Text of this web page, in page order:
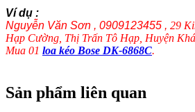
Ví dụ :
Nguyễn Văn Sơn , 0909123455 , 29
Hạp Cường, Thị Trấn Tô Hạp, Huyện
Mua 01 loa kéo Bose DK-6868C.
Sản phẩm liên quan